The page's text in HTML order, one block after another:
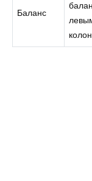
Баланс